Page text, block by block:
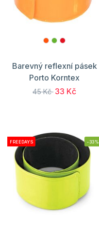
Barevný reflexní pásek
Porto Korntex
45 Kč 33 Kč
FREEDAYS -33%